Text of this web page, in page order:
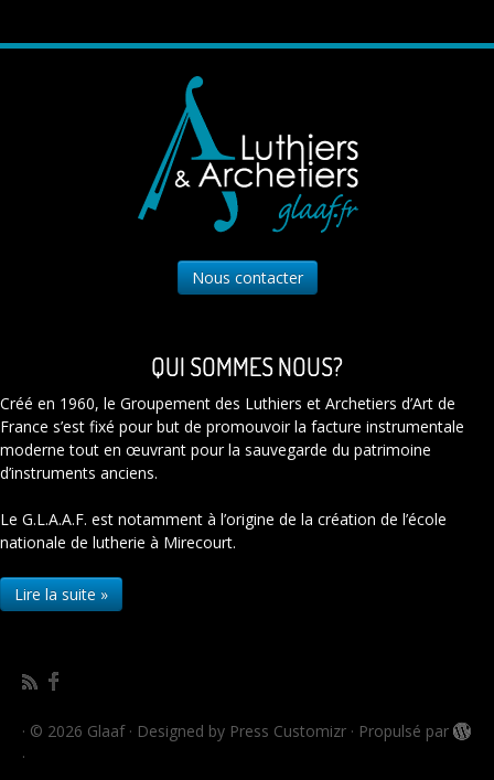
Nous contacter
QUI SOMMES NOUS?
Créé en 1960, le Groupement des Luthiers et Archetiers d’Art de
France s’est fixé pour but de promouvoir la facture instrumentale
moderne tout en œuvrant pour la sauvegarde du patrimoine
d’instruments anciens.
Le G.L.A.A.F. est notamment à l’origine de la création de l’école
nationale de lutherie à Mirecourt.
Lire la suite »
· © 2026 Glaaf· Designed by Press Customizr · Propulsé par
·